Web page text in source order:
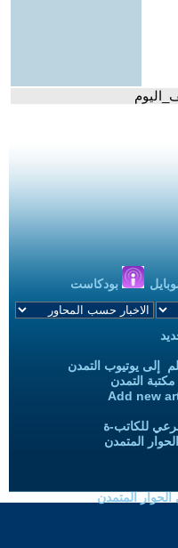
بودكاست
إلى يوتيوب التمدن
التمدن
Add new
للكاتب-ة
المتمدن
المتمدن